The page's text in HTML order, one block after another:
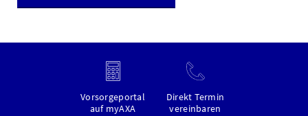
Vorsorgeportal
auf myAXA
Direkt Termin
vereinbaren